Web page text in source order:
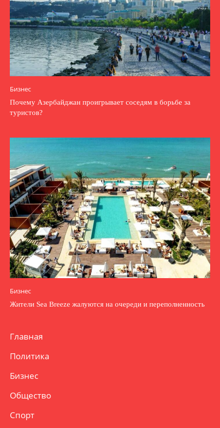
Бизнес
Почему Азербайджан проигрывает соседям в борьбе за
туристов?
Бизнес
Жители Sea Breeze жалуются на очереди и переполненность
Главная
Политика
Бизнес
Общество
Спорт